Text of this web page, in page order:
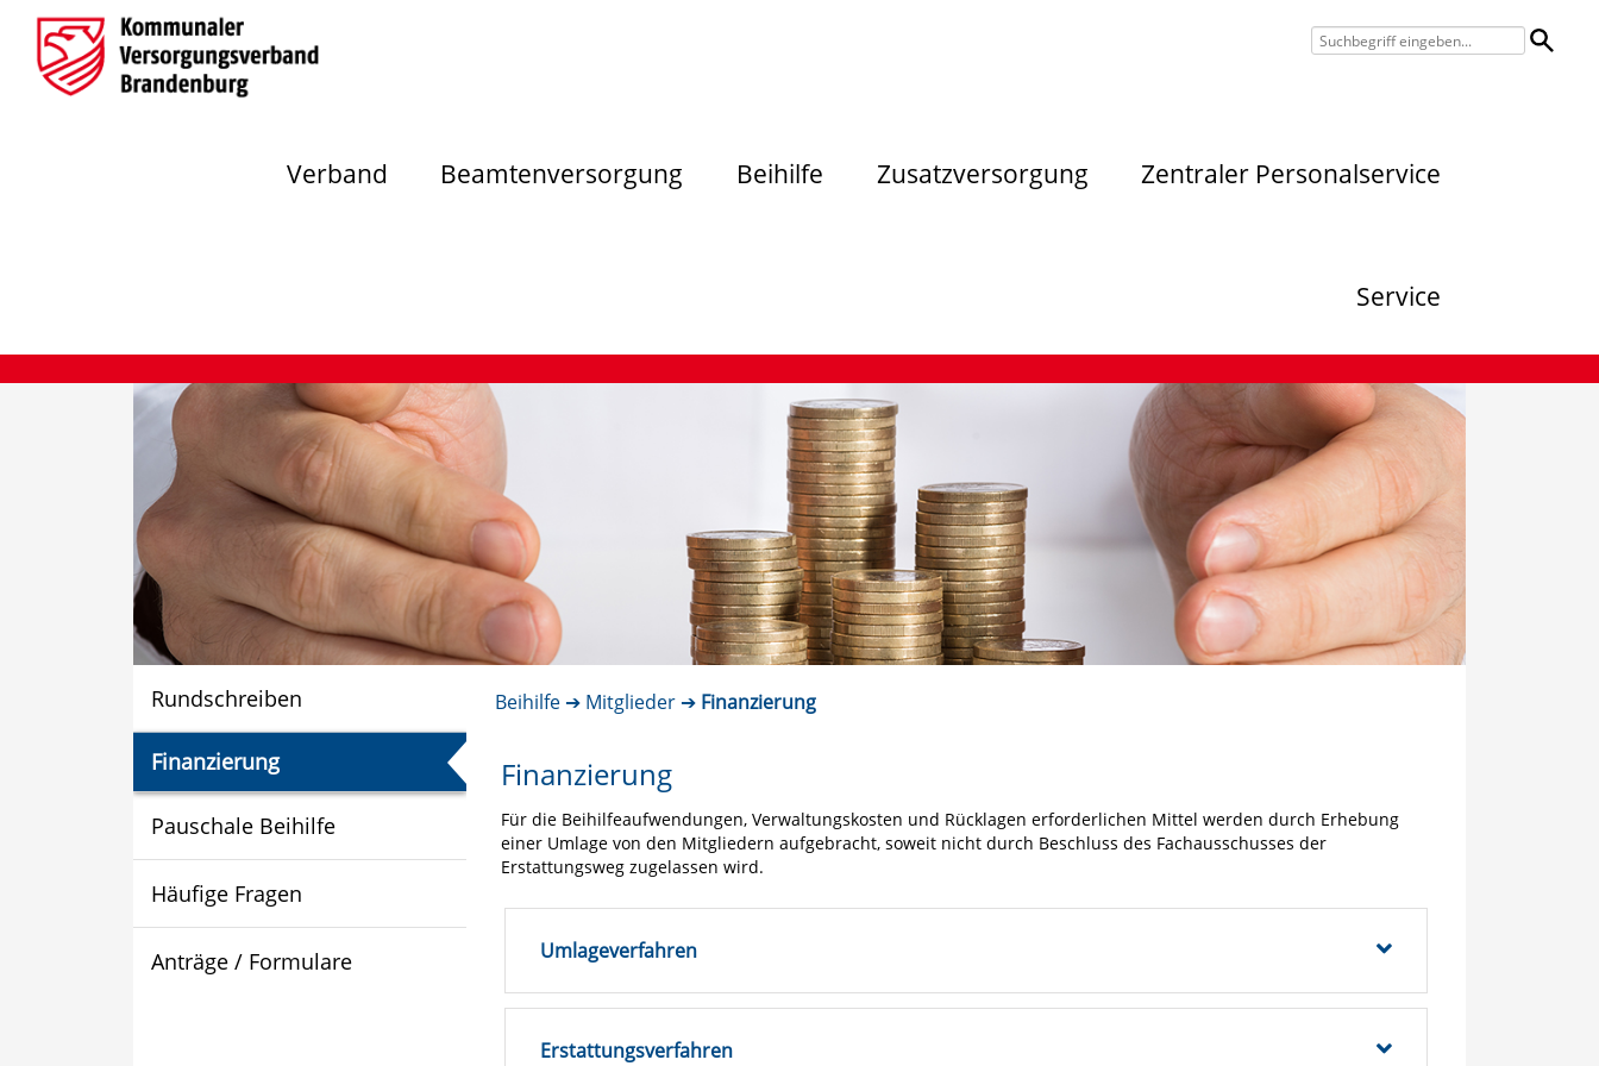
Verband Beamtenversorgung Beihilfe Zusatzversorgung Zentraler Personalservice
Service
Rundschreiben
Finanzierung
Pauschale Beihilfe
Häufige Fragen
Anträge / Formulare
Beihilfe Mitglieder Finanzierung
Finanzierung
Für die Beihilfeaufwendungen, Verwaltungskosten und Rücklagen erforderlichen Mittel werden durch Erhebung
einer Umlage von den Mitgliedern aufgebracht, soweit nicht durch Beschluss des Fachausschusses der
Erstattungsweg zugelassen wird.
Umlageverfahren
Erstattungsverfahren